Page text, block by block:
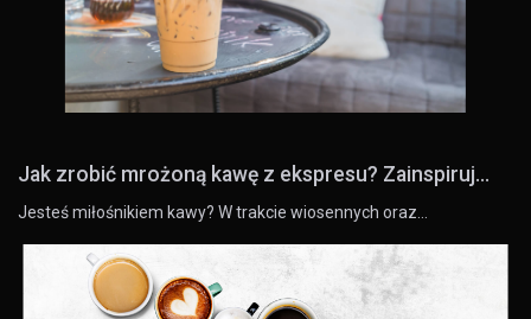
Jak zrobić mrożoną kawę z ekspresu? Zainspiruj...
Jesteś miłośnikiem kawy? W trakcie wiosennych oraz…